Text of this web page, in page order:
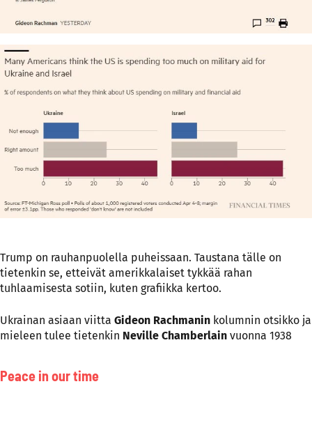
Trump on rauhanpuolella puheissaan. Taustana tälle on
tietenkin se, etteivät amerikkalaiset tykkää rahan
tuhlaamisesta sotiin, kuten grafiikka kertoo.
Ukrainan asiaan viitta Gideon Rachmanin kolumnin otsikko ja
mieleen tulee tietenkin Neville Chamberlain vuonna 1938
Peace in our time